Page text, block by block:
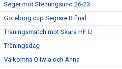
Seger mot Stenungsund 26-23
Göteborg cup Segrare B final
Träningsmatch mot Skara HF U
Träningsdag
Välkomna Oliwia och Anna